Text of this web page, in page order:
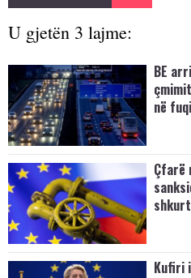
U gjetën 3 lajme:
BE
në fuqi
Çfarë
Kufiri